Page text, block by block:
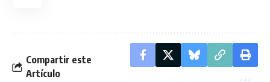
Compartir este
Artículo